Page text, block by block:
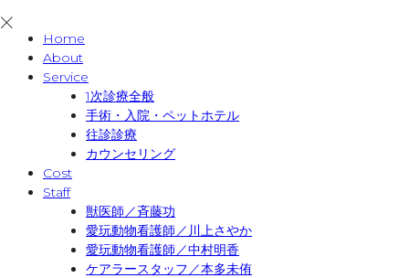
Home
About
Service
1次診療全般
手術・入院・ペットホテル
往診診療
カウンセリング
Cost
Staff
獣医師／斉藤功
愛玩動物看護師／川上さやか
愛玩動物看護師／中村明香
ケアラースタッフ／本多未侑